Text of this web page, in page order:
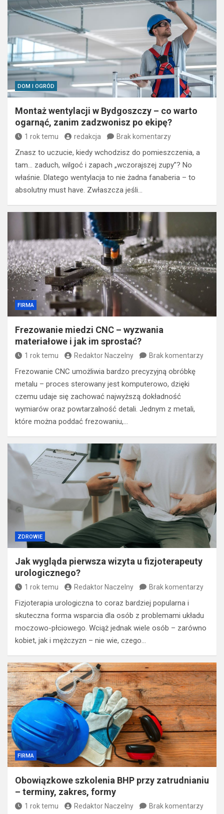
DOM I OGRÓD
Montaż wentylacji w Bydgoszczy – co warto
ogarnąć, zanim zadzwonisz po ekipę?
1 rok temu redakcja Brak komentarzy
Znasz to uczucie, kiedy wchodzisz do pomieszczenia, a
tam… zaduch, wilgoć i zapach „wczorajszej zupy”? No
właśnie. Dlatego wentylacja to nie żadna fanaberia – to
absolutny must have. Zwłaszcza jeśli…
FIRMA
Frezowanie miedzi CNC – wyzwania
materiałowe i jak im sprostać?
1 rok temu Redaktor Naczelny Brak komentarzy
Frezowanie CNC umożliwia bardzo precyzyjną obróbkę
metalu – proces sterowany jest komputerowo, dzięki
czemu udaje się zachować najwyższą dokładność
wymiarów oraz powtarzalność detali. Jednym z metali,
które można poddać frezowaniu,…
ZDROWIE
Jak wygląda pierwsza wizyta u fizjoterapeuty
urologicznego?
1 rok temu Redaktor Naczelny Brak komentarzy
Fizjoterapia urologiczna to coraz bardziej popularna i
skuteczna forma wsparcia dla osób z problemami układu
moczowo-płciowego. Wciąż jednak wiele osób – zarówno
kobiet, jak i mężczyzn – nie wie, czego…
FIRMA
Obowiązkowe szkolenia BHP przy zatrudnianiu
– terminy, zakres, formy
1 rok temu Redaktor Naczelny Brak komentarzy